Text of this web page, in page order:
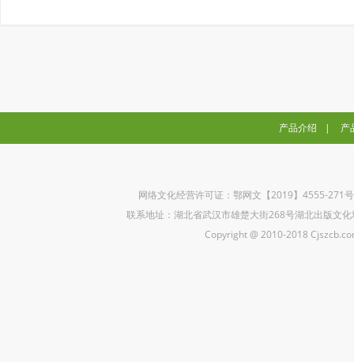
产品介绍 | 产
网络文化经营许可证：鄂网文【2019】4555-271
联系地址：湖北省武汉市雄楚大街268号湖北出版文
Copyright @ 2010-2018